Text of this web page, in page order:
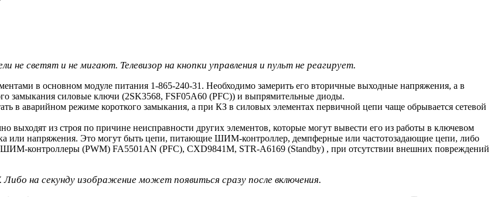
не светят и не мигают. Телевизор на кнопки управления и пульт не реагирует.
в основном модуле питания 1-865-240-31. Необходимо замерить его вторичные выходные напряжения, а в
замыкания силовые ключи (2SK3568, FSF05A60 (PFC)) и выпрямительные диоды.
в аварийном режиме короткого замыкания, а при КЗ в силовых элементах первичной цепи чаще обрывается сетевой
из строя по причине неисправности других элементов, которые могут вывести его из работы в ключевом
или напряжения. Это могут быть цепи, питающие ШИМ-контроллер, демпферные или частотозадающие цепи, либо
контроллеры (PWM) FA5501AN (PFC), CXD9841M, STR-A6169 (Standby) , при отсутствии внешних повреждений
на секунду изображение может появиться сразу после включения.